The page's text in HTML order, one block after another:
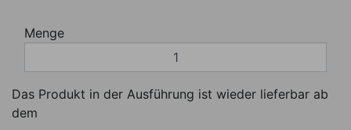
Menge
Das Produkt in der Ausführung ist wieder lieferbar ab
dem